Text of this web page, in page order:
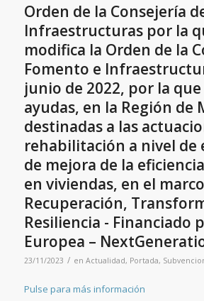
Orden de la Consejería
Infraestructuras por la
modifica la Orden de la
Fomento e
junio de 2022, por la
ayudas, en la Región de
destinadas a las
rehabilitación a nivel de
de mejora de la
en viviendas, en el
Recuperación,
Resiliencia - Financiado
Europea –
23/11/2023 / en Actualidad, Portada,
Pulse para más información